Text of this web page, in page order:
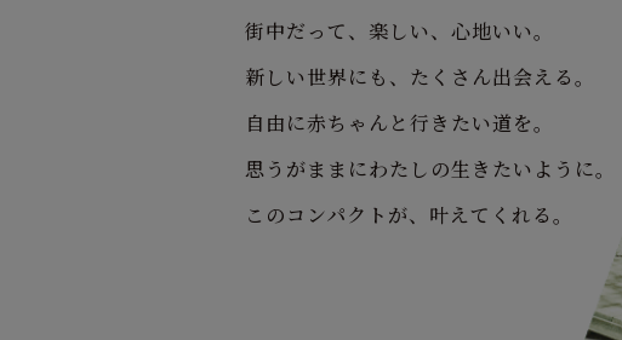
街中だって、楽しい、心地いい。
新しい世界にも、たくさん出会える。
自由に赤ちゃんと行きたい道を。
思うがままにわたしの生きたいように。
このコンパクトが、叶えてくれる。